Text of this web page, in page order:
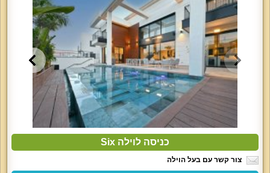
כניסה לוילה Six
צור קשר עם בעל הוילה